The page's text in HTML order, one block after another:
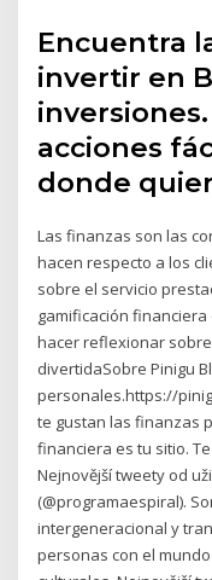
Encuentra
invertir en
acciones
donde
Las finanzas son las
hacen respecto a los
sobre el servicio
gamificación
hacer reflexionar
divertidaSobre Pinigu
personales.https://
te gustan las finanzas
financiera es tu sitio.
Nejnovější tweety od
(@programaespiral).
intergeneracional y
personas con el